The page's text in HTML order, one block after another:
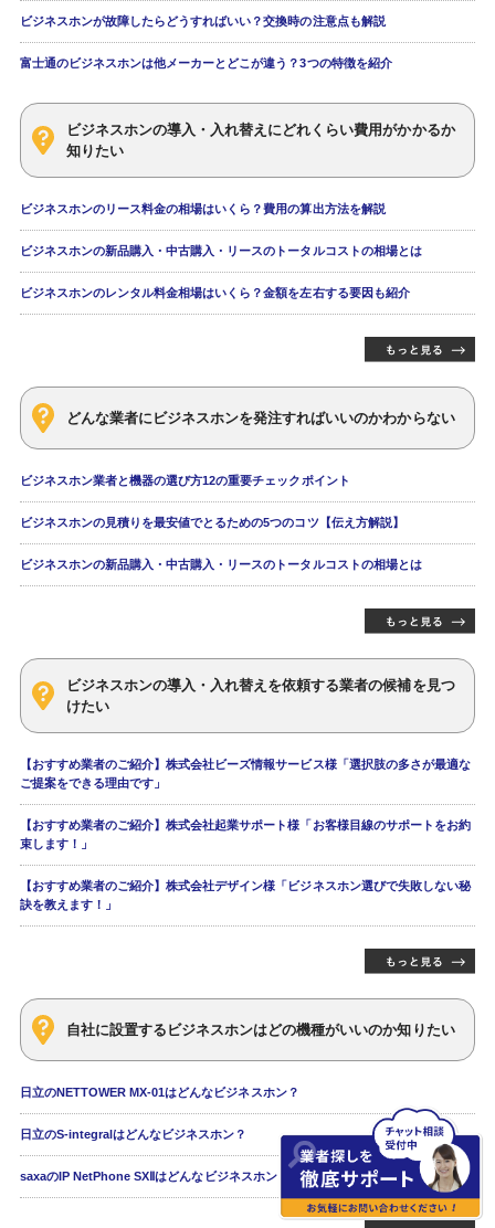
ビジネスホンが故障したらどうすればいい？交換時の注意点も解説
富士通のビジネスホンは他メーカーとどこが違う？3つの特徴を紹介
ビジネスホンの導入・入れ替えにどれくらい費用がかかるか
知りたい
ビジネスホンのリース料金の相場はいくら？費用の算出方法を解説
ビジネスホンの新品購入・中古購入・リースのトータルコストの相場とは
ビジネスホンのレンタル料金相場はいくら？金額を左右する要因も紹介
どんな業者にビジネスホンを発注すればいいのかわからない
ビジネスホン業者と機器の選び方12の重要チェックポイント
ビジネスホンの見積りを最安値でとるための5つのコツ【伝え方解説】
ビジネスホンの新品購入・中古購入・リースのトータルコストの相場とは
ビジネスホンの導入・入れ替えを依頼する業者の候補を見つ
けたい
【おすすめ業者のご紹介】株式会社ビーズ情報サービス様「選択肢の多さが最適な
ご提案をできる理由です」
【おすすめ業者のご紹介】株式会社起業サポート様「お客様目線のサポートをお約
束します！」
【おすすめ業者のご紹介】株式会社デザイン様「ビジネスホン選びで失敗しない秘
訣を教えます！」
自社に設置するビジネスホンはどの機種がいいのか知りたい
日立のNETTOWER MX-01はどんなビジネスホン？
日立のS-integralはどんなビジネスホン？
saxaのIP NetPhone SXⅡはどんなビジネスホン？